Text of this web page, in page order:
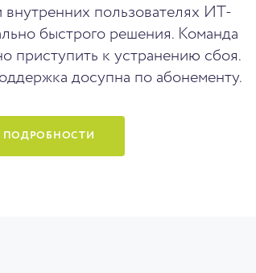
пользователях ИТ-
быстрого решения. Команда
приступить к устранению сбоя.
досупна по абонементу.
ПОДРОБНОСТИ